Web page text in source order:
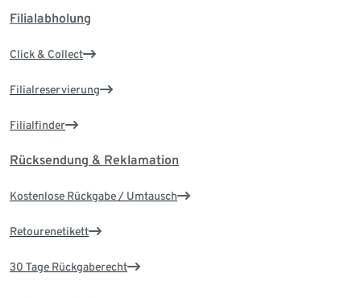
Filialabholung
Click & Collect
Filialreservierung
Filialfinder
Rücksendung & Reklamation
Kostenlose Rückgabe / Umtausch
Retourenetikett
30 Tage Rückgaberecht